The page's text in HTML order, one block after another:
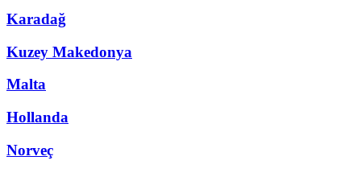
Karadağ
Kuzey Makedonya
Malta
Hollanda
Norveç